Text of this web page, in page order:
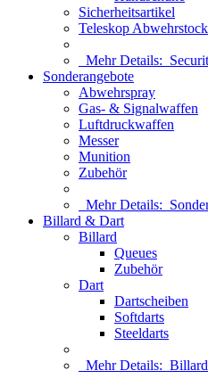
Sicherheitsartikel
Teleskop Abwehrstock
Mehr Details:
Sonderangebote
Abwehrspray
Gas- & Signalwaffen
Luftdruckwaffen
Messer
Munition
Zubehör
Mehr Details:
Billard & Dart
Billard
Queues
Zubehör
Dart
Dartscheiben
Softdarts
Steeldarts
Mehr Details: